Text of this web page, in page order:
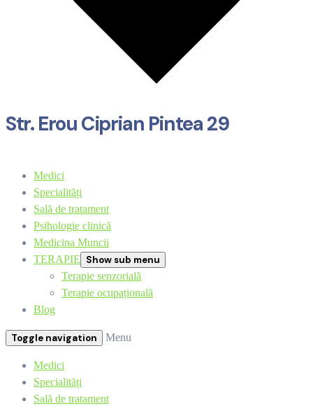
Str. Erou Ciprian Pintea 29
Medici
Specialități
Sală de tratament
Psihologie clinică
Medicina Muncii
TERAPIE Show sub menu
Terapie senzorială
Terapie ocupațională
Blog
Toggle navigation Menu
Medici
Specialități
Sală de tratament